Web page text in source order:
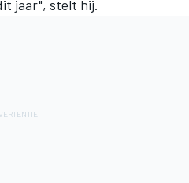
jaar", stelt hij.